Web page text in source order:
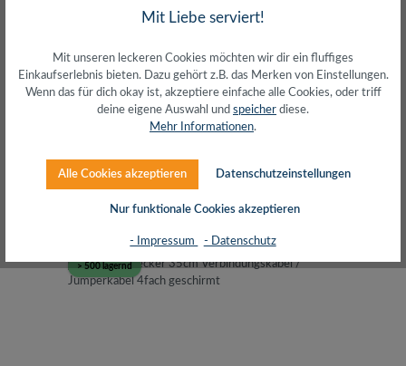
Quick F-Stecker gerade - Quick F-Stecker gerade
Länge: 3,0 m
Regulärer Preis:
4,90 €
> 500 lagernd
Mit Liebe serviert!
Mit unseren leckeren Cookies möchten wir dir ein fluffiges
Einkaufserlebnis bieten. Dazu gehört z.B. das Merken von Einstellungen.
Wenn das für dich okay ist, akzeptiere einfache alle Cookies, oder triff
deine eigene Auswahl und speicher diese.
Mehr Informationen.
Alle Cookies akzeptieren Datenschutzeinstellungen
Nur funktionale Cookies akzeptieren
- Impressum - Datenschutz